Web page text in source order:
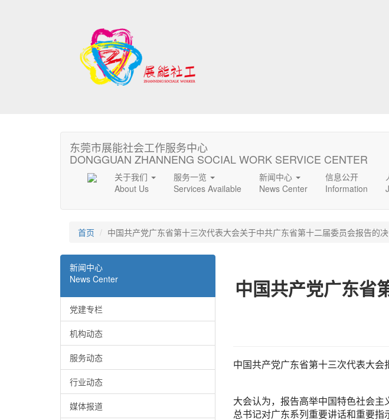
东莞市展能社会工作服务中心
DONGGUAN ZHANNENG SOCIAL WORK SERVICE CENTER
关于我们
About Us
服务一览
Services Available
新闻中心
News Center
信息公开
Information
首页 中国共产党广东省第十三次代表大会关于中共广东省第十二届委员会报告的
新闻中心
News Center
党建专栏
机构动态
服务动态
行业动态
媒体报道
中国共产党广东省
中国共产党广东省第十三次代表大会
大会认为，报告高举中国特色社会
总书记对广东系列重要讲话和重要指